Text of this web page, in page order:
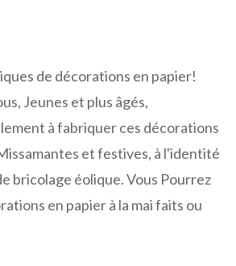
de décorations en papier!
Jeunes et plus âgés,
à fabriquer ces décorations
et festives, à l'identité
bricolage éolique. Vous Pourrez
en papier à la mai faits ou